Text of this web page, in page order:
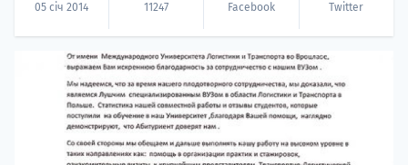
05 січ 2014 11247 Facebook Twitter